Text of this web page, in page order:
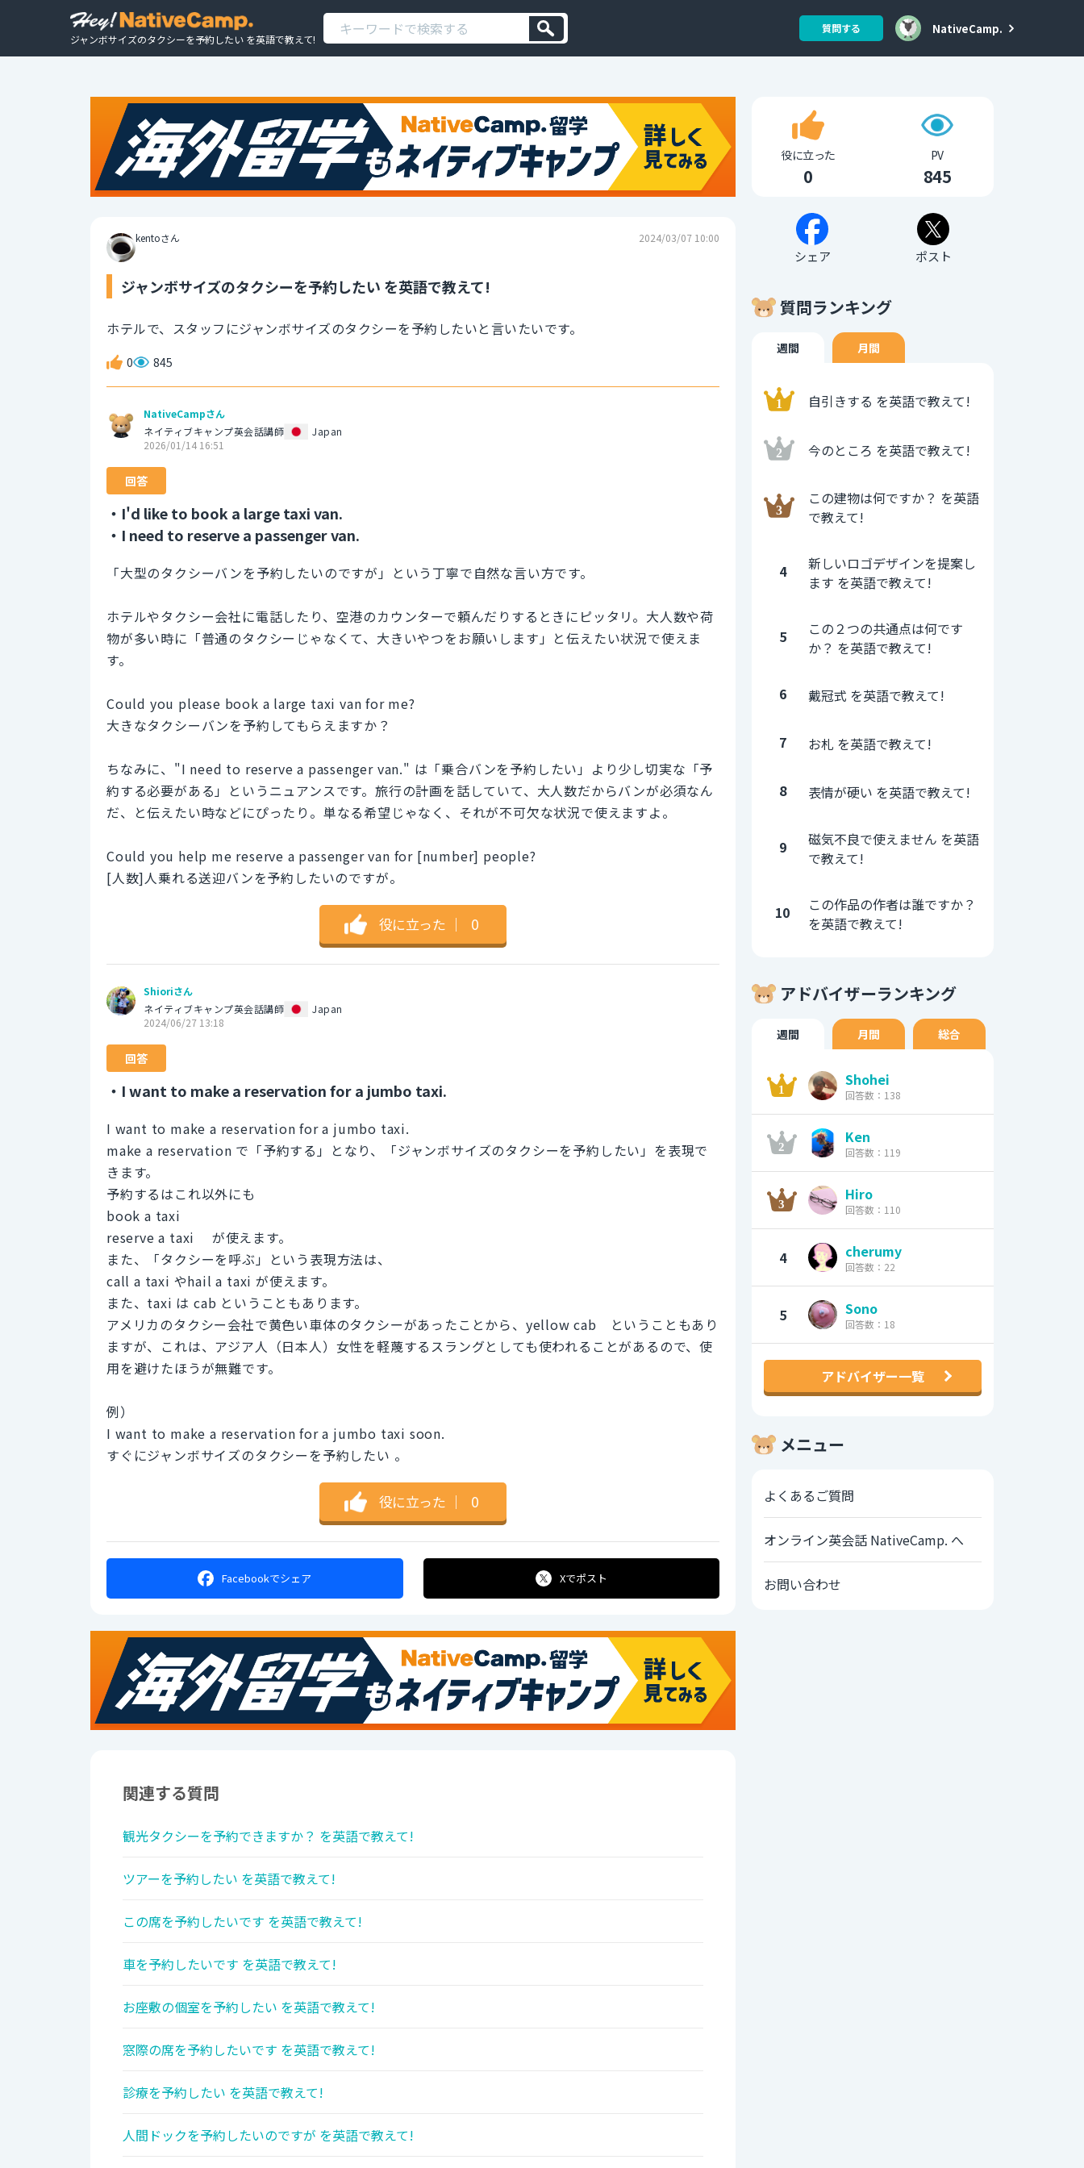
ジャンボサイズのタクシーを予約したい を英語で教えて!
質問する NativeCamp.
kentoさん 2024/03/07 10:00
ジャンボサイズのタクシーを予約したい を英語で教えて!
ホテルで、スタッフにジャンボサイズのタクシーを予約したいと言いたいです。
0 845
NativeCampさん
ネイティブキャンプ英会話講師
Japan
2026/01/14 16:51
回答
・I'd like to book a large taxi van.
・I need to reserve a passenger van.
「大型のタクシーバンを予約したいのですが」という丁寧で自然な言い方です。
ホテルやタクシー会社に電話したり、空港のカウンターで頼んだりするときにピッタリ。大人数や荷
物が多い時に「普通のタクシーじゃなくて、大きいやつをお願いします」と伝えたい状況で使えま
す。
Could you please book a large taxi van for me?
大きなタクシーバンを予約してもらえますか？
ちなみに、"I need to reserve a passenger van." は「乗合バンを予約したい」より少し切実な「予
約する必要がある」というニュアンスです。旅行の計画を話していて、大人数だからバンが必須なん
だ、と伝えたい時などにぴったり。単なる希望じゃなく、それが不可欠な状況で使えますよ。
Could you help me reserve a passenger van for [number] people?
[人数]人乗れる送迎バンを予約したいのですが。
役に立った ｜ 0
Shioriさん
ネイティブキャンプ英会話講師
Japan
2024/06/27 13:18
回答
・I want to make a reservation for a jumbo taxi.
I want to make a reservation for a jumbo taxi.
make a reservation で「予約する」となり、「ジャンボサイズのタクシーを予約したい」を表現で
きます。
予約するはこれ以外にも
book a taxi
reserve a taxi が使えます。
また、「タクシーを呼ぶ」という表現方法は、
call a taxi やhail a taxi が使えます。
また、taxi は cab ということもあります。
アメリカのタクシー会社で黄色い車体のタクシーがあったことから、yellow cab ということもあり
ますが、これは、アジア人（日本人）女性を軽蔑するスラングとしても使われることがあるので、使
用を避けたほうが無難です。
例）
I want to make a reservation for a jumbo taxi soon.
すぐにジャンボサイズのタクシーを予約したい 。
役に立った ｜ 0
Facebookでシェア Xでポスト
関連する質問
観光タクシーを予約できますか？ を英語で教えて!
ツアーを予約したい を英語で教えて!
この席を予約したいです を英語で教えて!
車を予約したいです を英語で教えて!
お座敷の個室を予約したい を英語で教えて!
窓際の席を予約したいです を英語で教えて!
診療を予約したい を英語で教えて!
人間ドックを予約したいのですが を英語で教えて!
役に立った
0
PV
845
シェア ポスト
質問ランキング
週間 月間
自引きする を英語で教えて!
今のところ を英語で教えて!
この建物は何ですか？ を英語
で教えて!
4
新しいロゴデザインを提案し
ます を英語で教えて!
5
この２つの共通点は何です
か？ を英語で教えて!
6 戴冠式 を英語で教えて!
7 お札 を英語で教えて!
8 表情が硬い を英語で教えて!
9
磁気不良で使えません を英語
で教えて!
10
この作品の作者は誰ですか？
を英語で教えて!
アドバイザーランキング
週間 月間 総合
Shohei
回答数：138
Ken
回答数：119
Hiro
回答数：110
4 cherumy
回答数：22
5 Sono
回答数：18
アドバイザー一覧
メニュー
よくあるご質問
オンライン英会話 NativeCamp. へ
お問い合わせ